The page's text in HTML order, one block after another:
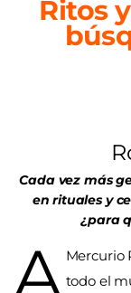
Ritos
Cada vez más
en rituales y
¿para
A Mercurio
todo el